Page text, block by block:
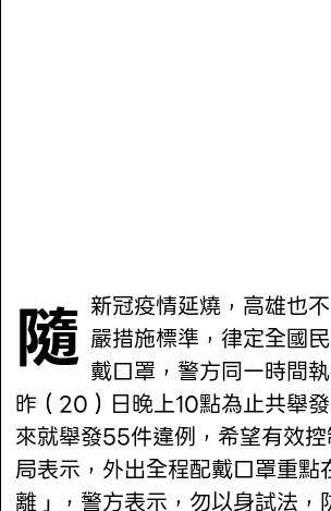
隨新冠疫情延燒，高雄也不斷更新防疫加 嚴措施標準，律定全國
戴口罩，警方同一時間
昨（20）日晚上10點為止共舉
來就舉發55件違例，希望有效
局表示，外出全程配戴口罩重點
離」，警方表示，勿以身試法，